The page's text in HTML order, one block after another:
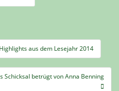
aus dem Lesejahr 2014
Schicksal betrügt von Anna Benning